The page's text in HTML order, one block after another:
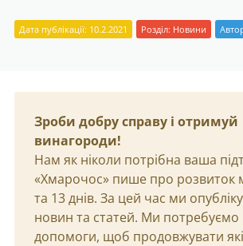
Дата публікації: 10.2.2021 Розділ: Новини
Зроби добру справу і отримуй
винагороди!
Нам як ніколи потрібна ваша
«Хмарочос» пише про розвиток
та 13 днів. За цей час ми
новин та статей. Ми потребуємо
допомоги, щоб продовжувати